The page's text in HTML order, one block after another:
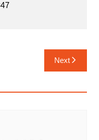
Next